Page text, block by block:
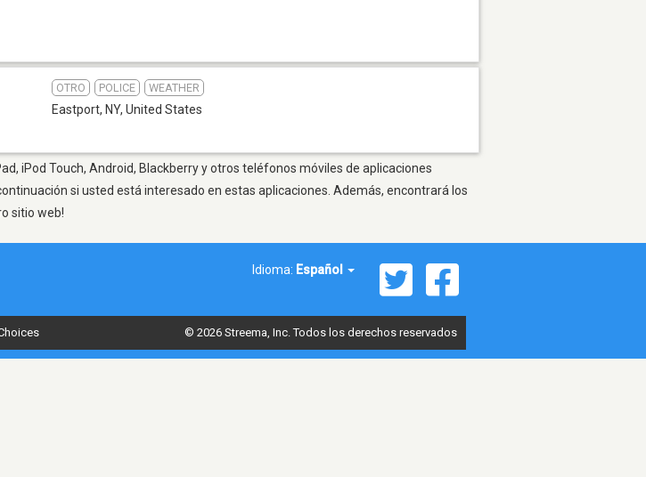
OTRO POLICE WEATHER
Eastport, NY, United States
iPod Touch, Android, Blackberry y otros teléfonos móviles de aplicaciones
si usted está interesado en estas aplicaciones. Además, encontrará los
sitio web!
Idioma: Español
© 2026 Streema, Inc. Todos los derechos reservados